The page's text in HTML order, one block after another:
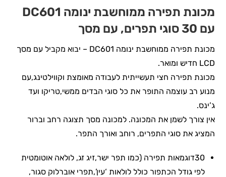
מכונת תפירה ממוחשבת ינומה DC601
עם 30 סוגי תפרים, עם מסך
מכונת תפירה ממוחשבת ינומה DC601 – יבוא מקביל עם מסך
LCD חדיש ומואר.
מכונת תפירה חצי תעשייתית לעבודה מאומצת וקווילטינג,עם
מנוע רב עוצמה התופר את כל סוגי הבדים ממשי,טריקו ועד
ג’ינס.
אין צורך לשמן את המכונה. למכונה מסך תצוגה רחב וברור
המציג את סוגי התפרים, רוחב ואורך התפר.
30דוגמאות תפירה (כמו תפר ישר,זיג זג, לולאה אוטומטית
לפי גודל הכתפור כולל לולאות ‘עין’,תפרי אוברלוק סגור,